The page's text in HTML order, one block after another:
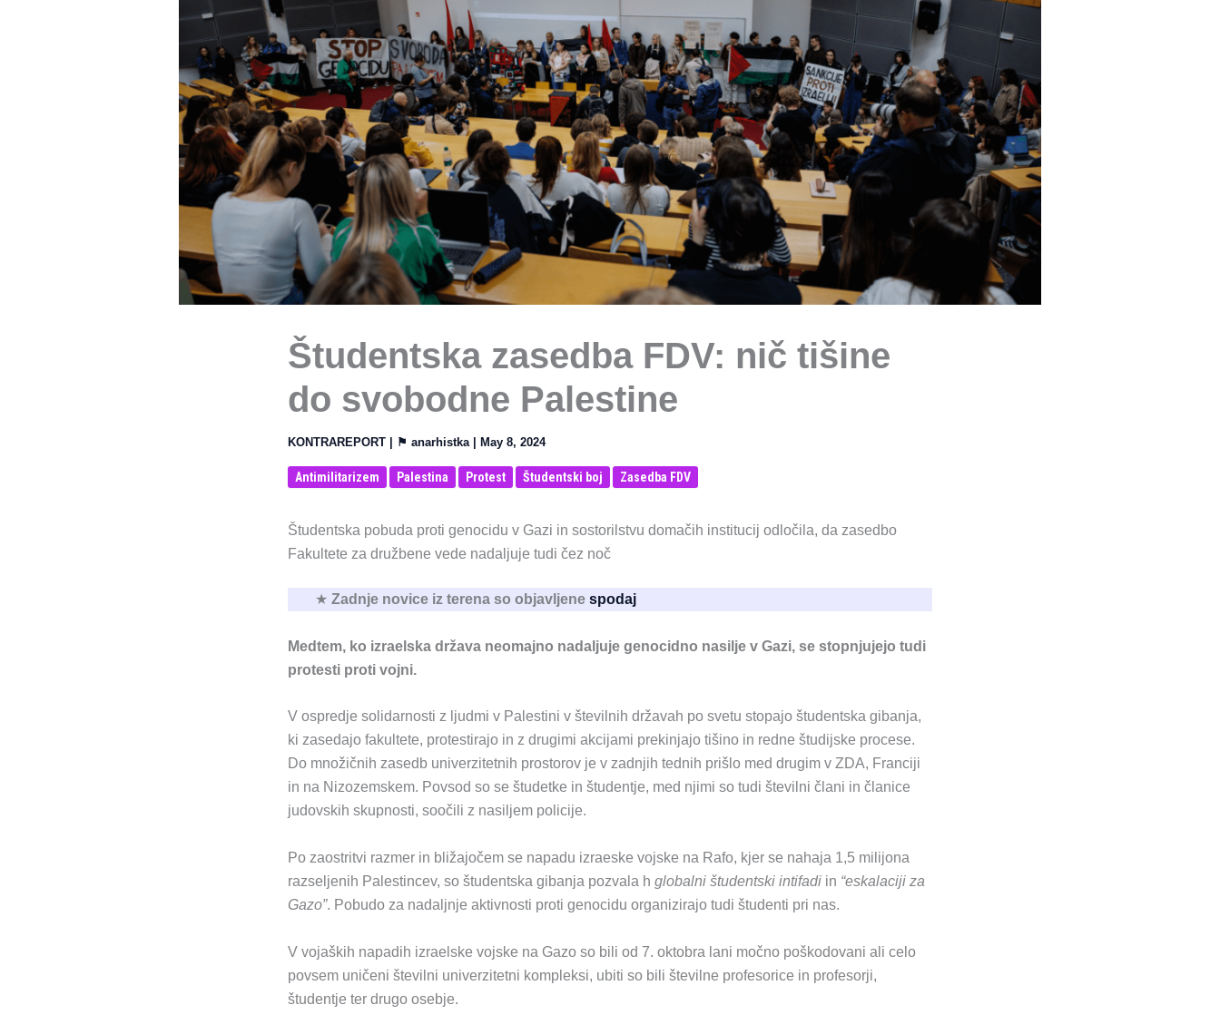
Študentska zasedba FDV: nič tišine
do svobodne Palestine
KONTRAREPORT | ⚑ anarhistka May 8, 2024
Antimilitarizem Palestina Protest Študentski boj Zasedba FDV
Študentska pobuda proti genocidu v Gazi in sostorilstvu domačih institucij odločila, da zasedbo
Fakultete za družbene vede nadaljuje tudi čez noč
★ Zadnje novice iz terena so objavljene spodaj
Medtem, ko izraelska država neomajno nadaljuje genocidno nasilje v Gazi, se stopnjujejo tudi
protesti proti vojni.
V ospredje solidarnosti z ljudmi v Palestini v številnih državah po svetu stopajo študentska gibanja,
ki zasedajo fakultete, protestirajo in z drugimi akcijami prekinjajo tišino in redne študijske procese.
Do množičnih zasedb univerzitetnih prostorov je v zadnjih tednih prišlo med drugim v ZDA, Franciji
in na Nizozemskem. Povsod so se študetke in študentje, med njimi so tudi številni člani in članice
judovskih skupnosti, soočili z nasiljem policije.
Po zaostritvi razmer in bližajočem se napadu izraeske vojske na Rafo, kjer se nahaja 1,5 milijona
razseljenih Palestincev, so študentska gibanja pozvala h globalni študentski intifadi in “eskalaciji za
Gazo”. Pobudo za nadaljnje aktivnosti proti genocidu organizirajo tudi študenti pri nas.
V vojaških napadih izraelske vojske na Gazo so bili od 7. oktobra lani močno poškodovani ali celo
povsem uničeni številni univerzitetni kompleksi, ubiti so bili številne profesorice in profesorji,
študentje ter drugo osebje.